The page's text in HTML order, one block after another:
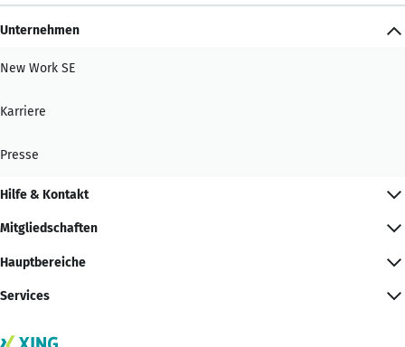
Unternehmen
New Work SE
Karriere
Presse
Hilfe & Kontakt
Mitgliedschaften
Hauptbereiche
Services